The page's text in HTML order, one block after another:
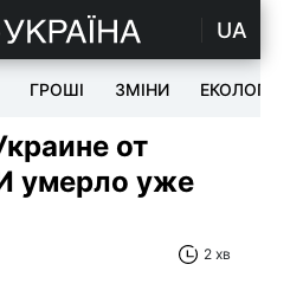
UA
ГРОШІ ЗМІНИ ЕКОЛОГІЯ
от
умерло уже
2 хв